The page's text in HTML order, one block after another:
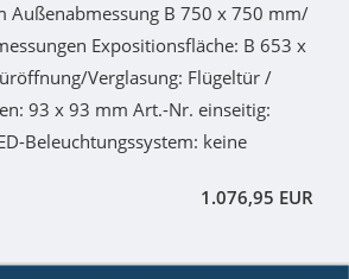
Außenabmessung B 750 x 750 mm/
Expositionsfläche: B 653 x
Verglasung: Flügeltür /
93 x 93 mm Art.-Nr. einseitig:
Beleuchtungssystem: keine
1.076,95 EUR